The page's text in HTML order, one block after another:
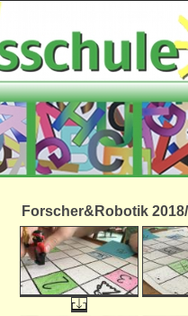
Forscher&Robotik